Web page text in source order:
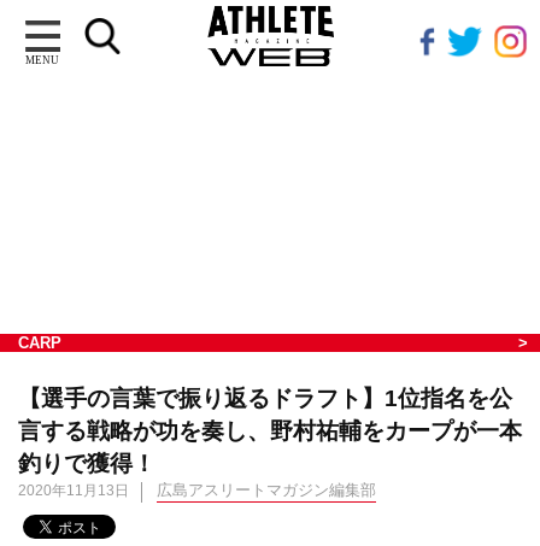
MENU
CARP
【選手の言葉で振り返るドラフト】1位指名を公
言する戦略が功を奏し、野村祐輔をカープが一本
釣りで獲得！
2020年11月13日 広島アスリートマガジン編集部